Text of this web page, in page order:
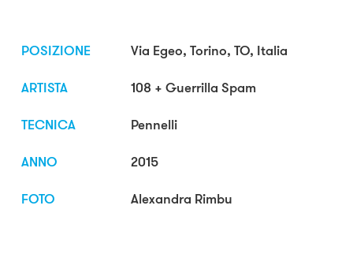
POSIZIONE
Via Egeo, Torino, TO, Italia
ARTISTA
108 + Guerrilla Spam
TECNICA
Pennelli
ANNO
2015
FOTO
Alexandra Rimbu